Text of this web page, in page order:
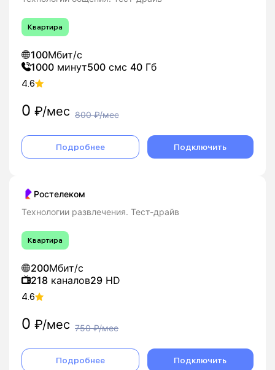
Квартира
100Мбит/с
1000 минут500 смс 40 Гб
4.6
0 ₽/мес 800₽/мес
Подробнее Подключить
Ростелеком
Технологии развлечения. Тест-драйв
Квартира
200Мбит/с
218 каналов29 HD
4.6
0 ₽/мес 750₽/мес
Подробнее Подключить